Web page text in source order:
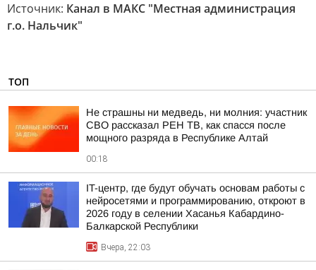
Источник: Канал в МАКС "Местная администрация
г.о. Нальчик"
ТОП
Не страшны ни медведь, ни молния: участник
СВО рассказал РЕН ТВ, как спасся после
мощного разряда в Республике Алтай
00:18
IT-центр, где будут обучать основам работы с
нейросетями и программированию, откроют в
2026 году в селении Хасанья Кабардино-
Балкарской Республики
Вчера, 22:03